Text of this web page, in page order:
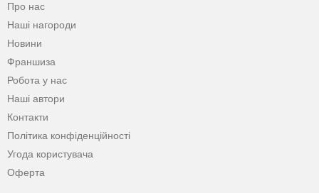
Про нас
Наші нагороди
Новини
Франшиза
Робота у нас
Наші автори
Контакти
Політика конфіденційності
Угода користувача
Оферта